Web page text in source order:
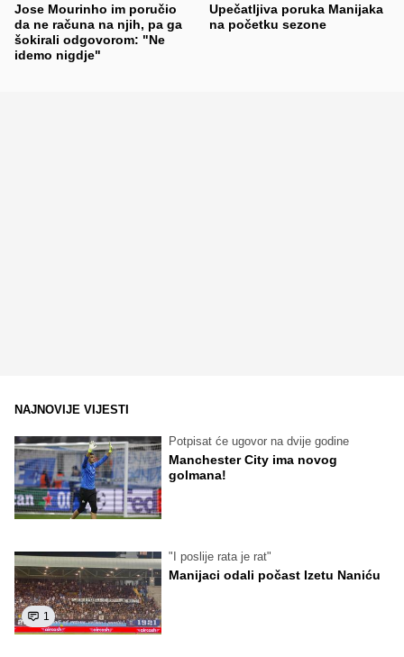
Jose Mourinho im poručio
da ne računa na njih, pa ga
šokirali odgovorom: "Ne
idemo nigdje"
Upečatljiva poruka Manijaka
na početku sezone
NAJNOVIJE VIJESTI
Potpisat će ugovor na dvije godine
Manchester City ima novog
golmana!
1
"I poslije rata je rat"
Manijaci odali počast Izetu Naniću